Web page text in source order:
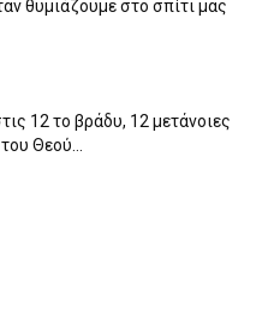
θυμιάζουμε στο σπίτι μας
12 το βράδυ, 12 μετάνοιες
Θεού...